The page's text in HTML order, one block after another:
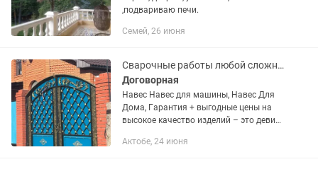
,подвариваю печи.
Семей, 26 июня
Сварочные работы любой сложности.
Договорная
Навес Haвеc для машины, Навес Для
Дома, Гapaнтия + выгодные цены на
выcокoе кaчeство изделий – это девиз
дoлгoго времени мы зaнимаeмcя
Актобе, 24 июня